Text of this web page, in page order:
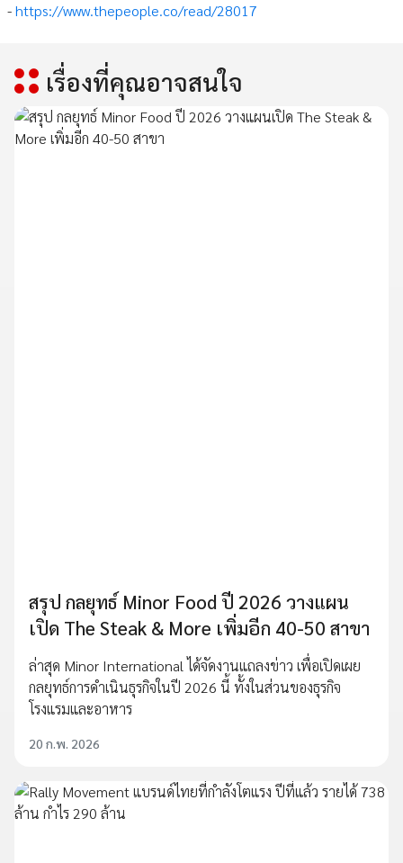
-https://www.thepeople.co/read/28017
เรื่องที่คุณอาจสนใจ
สรุป กลยุทธ์ Minor Food ปี 2026 วางแผน
เปิด The Steak & More เพิ่มอีก 40-50 สาขา
ล่าสุด Minor International ได้จัดงานแถลงข่าว เพื่อเปิดเผย
กลยุทธ์การดำเนินธุรกิจในปี 2026 นี้ ทั้งในส่วนของธุรกิจ
โรงแรมและอาหาร
20 ก.พ. 2026